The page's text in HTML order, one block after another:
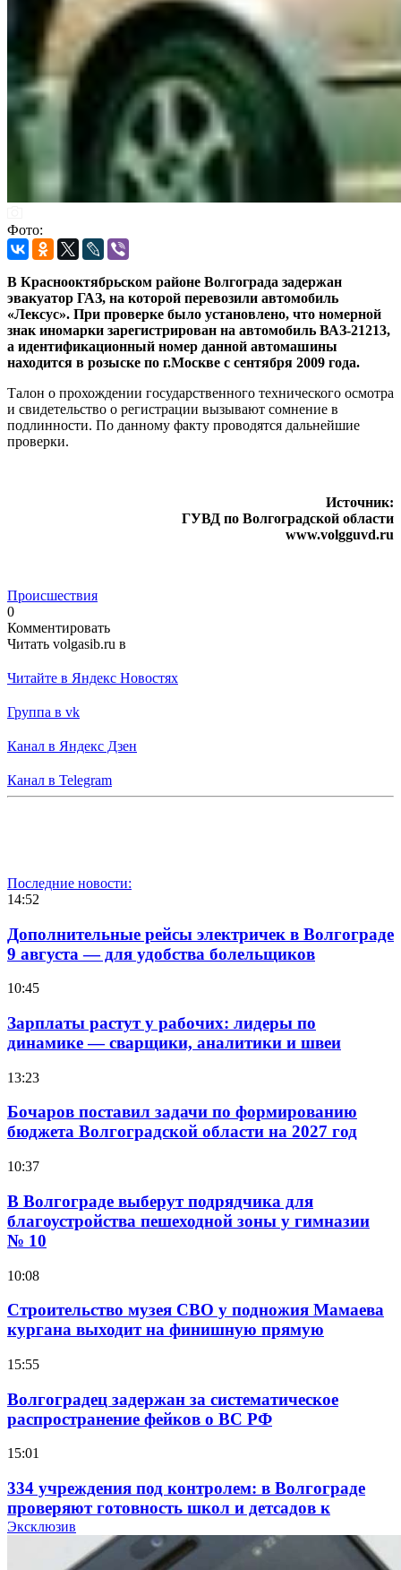
Фото:
В Краснооктябрьском районе Волгограда задержан
эвакуатор ГАЗ, на которой перевозили автомобиль
«Лексус». При проверке было установлено, что номерной
знак иномарки зарегистрирован на автомобиль ВАЗ-21213,
а идентификационный номер данной автомашины
находится в розыске по г.Москве с сентября 2009 года.
Талон о прохождении государственного технического осмотра
и свидетельство о регистрации вызывают сомнение в
подлинности. По данному факту проводятся дальнейшие
проверки.
Источник:
ГУВД по Волгоградской области
www.volgguvd.ru
Происшествия
0
Комментировать
Читать volgasib.ru в
Читайте в Яндекс Новостях
Группа в vk
Канал в Яндекс Дзен
Канал в Telegram
Последние новости:
14:52
Дополнительные рейсы электричек в Волгограде
9 августа — для удобства болельщиков
10:45
Зарплаты растут у рабочих: лидеры по
динамике — сварщики, аналитики и швеи
13:23
Бочаров поставил задачи по формированию
бюджета Волгоградской области на 2027 год
10:37
В Волгограде выберут подрядчика для
благоустройства пешеходной зоны у гимназии
№ 10
10:08
Строительство музея СВО у подножия Мамаева
кургана выходит на финишную прямую
15:55
Волгоградец задержан за систематическое
распространение фейков о ВС РФ
15:01
334 учреждения под контролем: в Волгограде
проверяют готовность школ и детсадов к
учебному году
Эксклюзив